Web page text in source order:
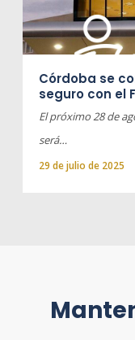
Córdoba se
seguro con el
El próximo 28 de
será…
29 de julio de 2025